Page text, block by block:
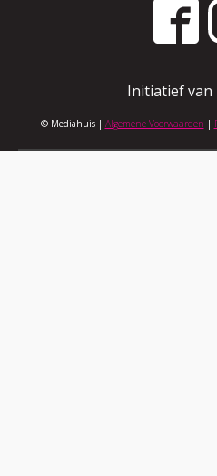
Initiatief van
© Mediahuis | Algemene Voorwaarden |